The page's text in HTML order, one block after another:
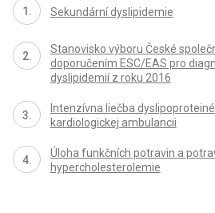
Sekundární dyslipidemie
Stanovisko výboru České
doporučením ESC/EAS pro
dyslipidemií z roku 2016
Intenzívna liečba
kardiologickej ambulancii
Úloha funkčních potravin a
hypercholesterolemie